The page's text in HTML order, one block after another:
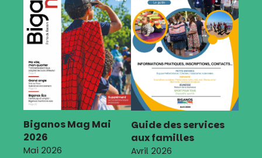
Biganos Mag Mai
2026
Mai 2026
Guide des services
aux familles
Avril 2026